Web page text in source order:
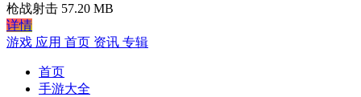
枪战射击 57.20 MB
详情
游戏 应用 首页 资讯 专辑
首页
手游大全